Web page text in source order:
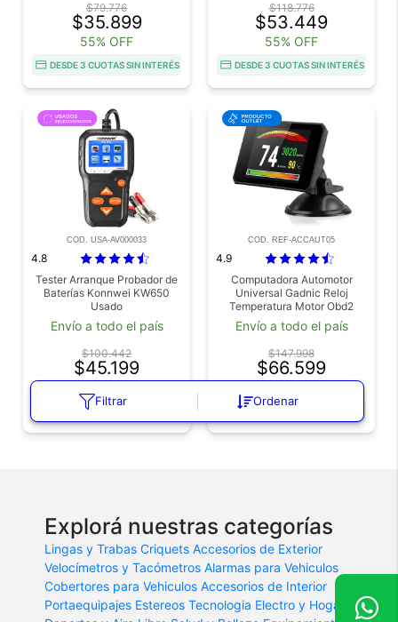
Filtrar Ordenar
$79.776
$35.899
55% OFF
DESDE 3 CUOTAS SIN INTERÉS
$118.776
$53.449
55% OFF
DESDE 3 CUOTAS SIN INTERÉS
COD. USA-AV000033
4.8
Tester Arranque Probador de
Baterías Konnwei KW650
Usado
Envío a todo el país
$100.442
$45.199
DESDE 3 CUOTAS SIN INTERÉS
COD. REF-ACCAUT05
4.9
Computadora Automotor
Universal Gadnic Reloj
Temperatura Motor Obd2
Outlet
Envío a todo el país
$147.998
$66.599
DESDE 3 CUOTAS SIN INTERÉS
Explorá nuestras categorías
Lingas y Trabas Criquets Accesorios de Exterior
Velocímetros y Tacómetros Alarmas para Vehiculos
Cobertores para Vehiculos Accesorios de Interior
Portaequipajes Estereos Tecnologia Electro y Hogar